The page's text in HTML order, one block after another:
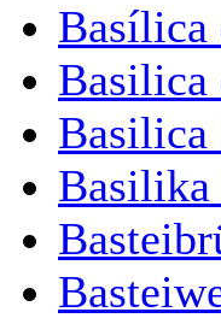
Basílica
Basilica
Basilica
Basilika